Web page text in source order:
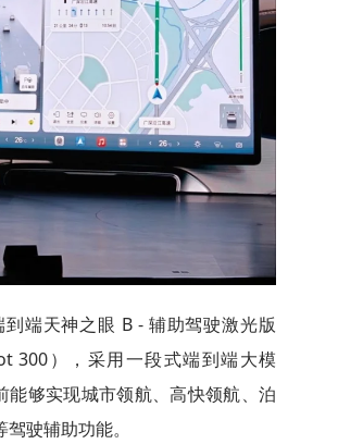
到端天神之眼 B - 辅助驾驶激光版
300），采用一段式端到端大模
能够实现城市领航、高快领航、泊
驶辅助功能。